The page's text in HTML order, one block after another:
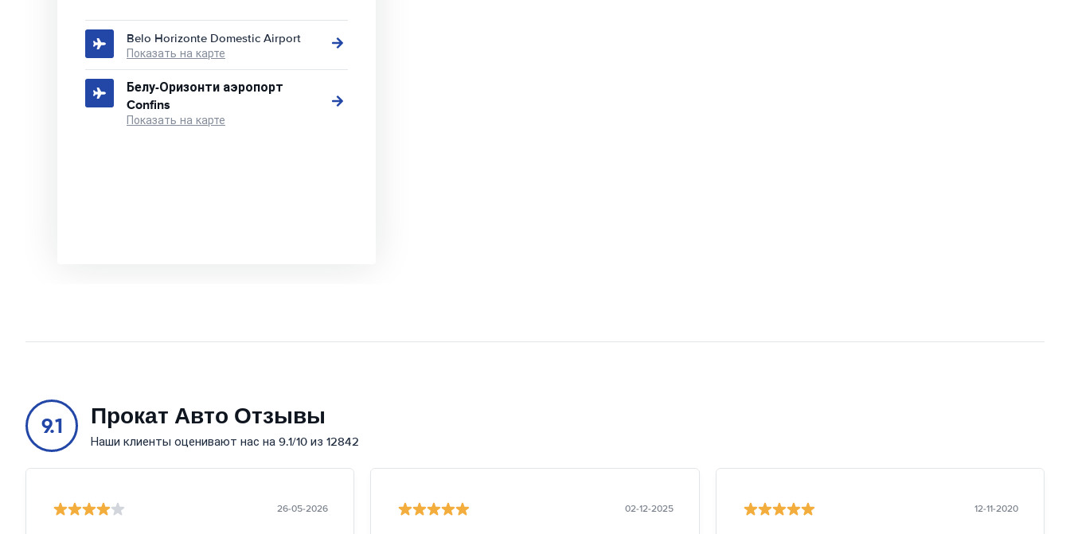
Belo Horizonte Domestic Airport
Показать на карте
Белу-Оризонти аэропорт
Confins
Показать на карте
9.1 Прокат Авто Отзывы
Наши клиенты оценивают нас на 9.1/10 из 12842
26-05-2026 02-12-2025 12-11-2020